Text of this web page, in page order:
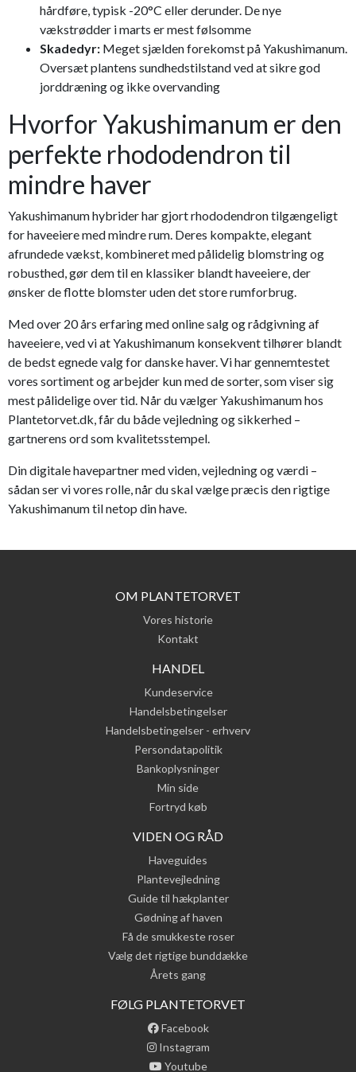
hårdføre, typisk -20°C eller derunder. De nye
vækstrødder i marts er mest følsomme
Skadedyr: Meget sjælden forekomst på Yakushimanum.
Oversæt plantens sundhedstilstand ved at sikre god
jorddræning og ikke overvanding
Hvorfor Yakushimanum er den
perfekte rhododendron til
mindre haver
Yakushimanum hybrider har gjort rhododendron tilgængeligt
for haveeiere med mindre rum. Deres kompakte, elegant
afrundede vækst, kombineret med pålidelig blomstring og
robusthed, gør dem til en klassiker blandt haveeiere, der
ønsker de flotte blomster uden det store rumforbrug.
Med over 20 års erfaring med online salg og rådgivning af
haveeiere, ved vi at Yakushimanum konsekvent tilhører blandt
de bedst egnede valg for danske haver. Vi har gennemtestet
vores sortiment og arbejder kun med de sorter, som viser sig
mest pålidelige over tid. Når du vælger Yakushimanum hos
Plantetorvet.dk, får du både vejledning og sikkerhed –
gartnerens ord som kvalitetsstempel.
Din digitale havepartner med viden, vejledning og værdi –
sådan ser vi vores rolle, når du skal vælge præcis den rigtige
Yakushimanum til netop din have.
OM PLANTETORVET
Vores historie
Kontakt
HANDEL
Kundeservice
Handelsbetingelser
Handelsbetingelser - erhverv
Persondatapolitik
Bankoplysninger
Min side
Fortryd køb
VIDEN OG RÅD
Haveguides
Plantevejledning
Guide til hækplanter
Gødning af haven
Få de smukkeste roser
Vælg det rigtige bunddække
Årets gang
FØLG PLANTETORVET
Facebook
Instagram
Youtube